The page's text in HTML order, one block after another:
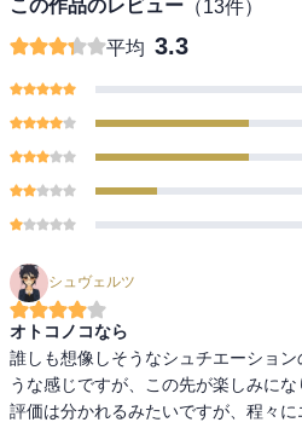
この作品のレビュー （13件）
平均 3.3
シュヴェルツ
オトコノコなら
誰しも想像しそうなシュチエーショ
うな感じですが、この先が楽しみにな
評価は分かれるみたいですが、程々